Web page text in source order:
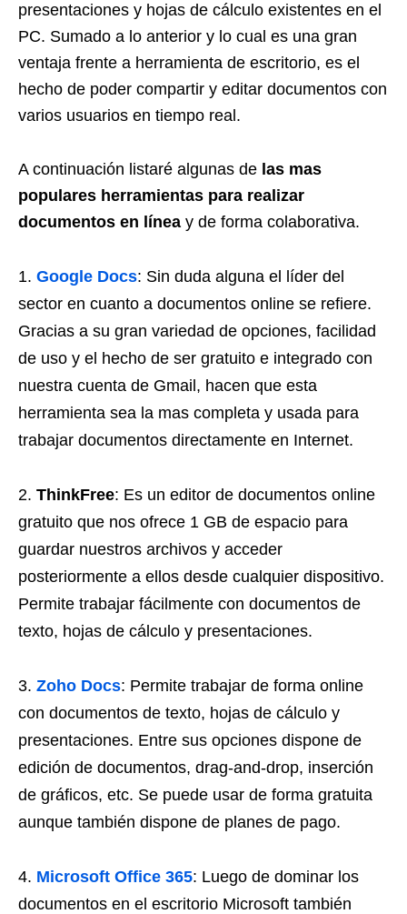
presentaciones y hojas de cálculo existentes en el
PC. Sumado a lo anterior y lo cual es una gran
ventaja frente a herramienta de escritorio, es el
hecho de poder compartir y editar documentos con
varios usuarios en tiempo real.
A continuación listaré algunas de las mas
populares herramientas para realizar
documentos en línea y de forma colaborativa.
Google Docs: Sin duda alguna el líder del
sector en cuanto a documentos online se refiere.
Gracias a su gran variedad de opciones, facilidad
de uso y el hecho de ser gratuito e integrado con
nuestra cuenta de Gmail, hacen que esta
herramienta sea la mas completa y usada para
trabajar documentos directamente en Internet.
ThinkFree: Es un editor de documentos online
gratuito que nos ofrece 1 GB de espacio para
guardar nuestros archivos y acceder
posteriormente a ellos desde cualquier dispositivo.
Permite trabajar fácilmente con documentos de
texto, hojas de cálculo y presentaciones.
Zoho Docs: Permite trabajar de forma online
con documentos de texto, hojas de cálculo y
presentaciones. Entre sus opciones dispone de
edición de documentos, drag-and-drop, inserción
de gráficos, etc. Se puede usar de forma gratuita
aunque también dispone de planes de pago.
Microsoft Office 365: Luego de dominar los
documentos en el escritorio Microsoft también